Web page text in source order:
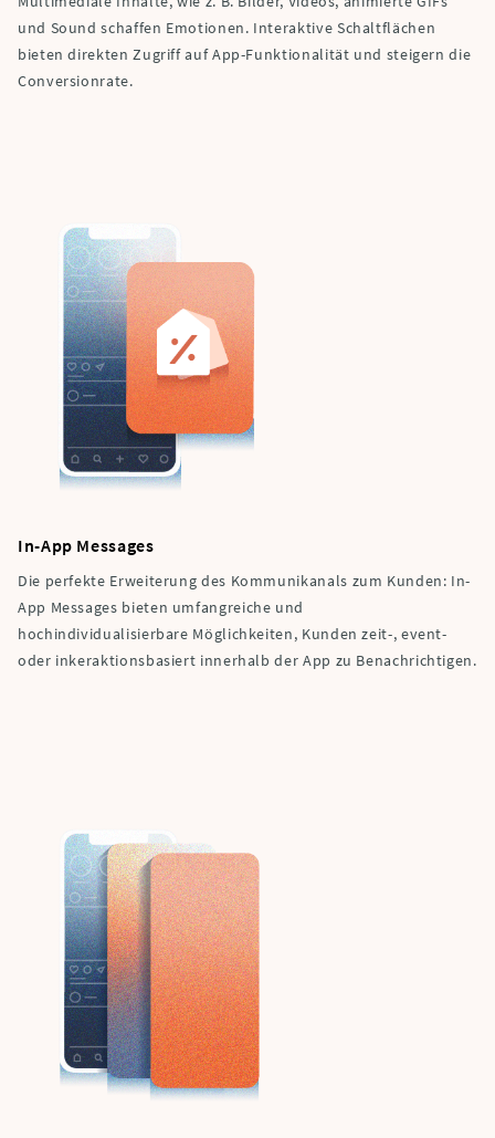
und Sound schaffen Emotionen. Interaktive Schaltflächen
bieten direkten Zugriff auf App-Funktionalität und steigern die
Conversionrate.
In-App Messages
Die perfekte Erweiterung des Kommunikanals zum Kunden: In-
App Messages bieten umfangreiche und
hochindividualisierbare Möglichkeiten, Kunden zeit-, event-
oder inkeraktionsbasiert innerhalb der App zu Benachrichtigen.